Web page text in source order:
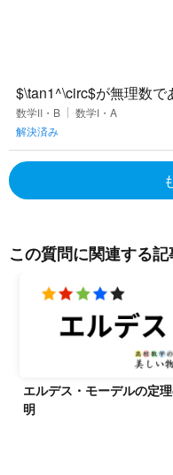
$\tan1^\circ$が無理数
学的帰納法および加法
か？興
数学Ⅱ・B
数学Ⅰ・A
解決済み
この質問に関連する記
エルデス・モーデルの定
明